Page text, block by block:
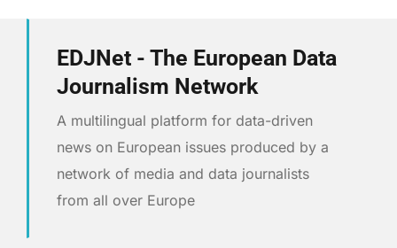
EDJNet - The European Data
Journalism Network
A multilingual platform for data-driven
news on European issues produced by a
network of media and data journalists
from all over Europe